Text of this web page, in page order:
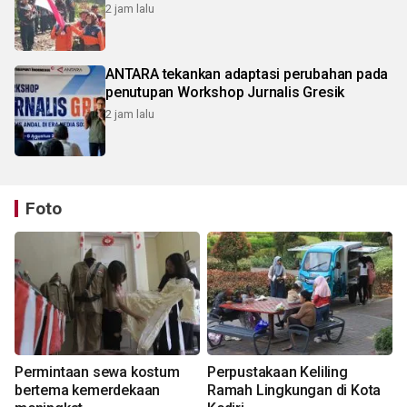
2 jam lalu
ANTARA tekankan adaptasi perubahan pada
penutupan Workshop Jurnalis Gresik
2 jam lalu
Foto
Permintaan sewa kostum
bertema kemerdekaan
Perpustakaan Keliling
Ramah Lingkungan di Kota